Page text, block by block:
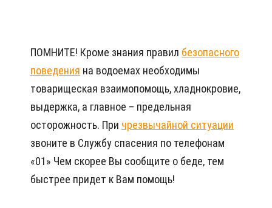
ПОМНИТЕ! Кроме знания правил безопасного
поведения на водоемах необходимы
товарищеская взаимопомощь, хладнокровие,
выдержка, а главное – предельная
осторожность. При чрезвычайной ситуации
звоните в Службу спасения по телефонам
«01» Чем скорее Вы сообщите о беде, тем
быстрее придет к Вам помощь!